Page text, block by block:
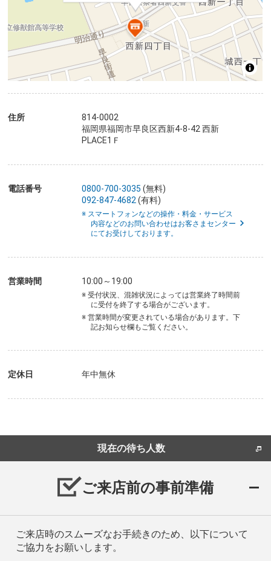
住所
814-0002
福岡県福岡市早良区西新4-8-42 西新
PLACE1Ｆ
電話番号 0800-700-3035 (無料)
092-847-4682 (有料)
※ スマートフォンなどの操作・料金・サービス
内容などのお問い合わせはお客さまセンター
にてお受けしております。
営業時間 10:00～19:00
※ 受付状況、混雑状況によっては営業終了時間前
に受付を終了する場合がございます。
※ 営業時間が変更されている場合があります。下
記お知らせ欄もご覧ください。
定休日 年中無休
現在の待ち人数
ご来店前の事前準備
ご来店時のスムーズなお手続きのため、以下について
ご協力をお願いします。